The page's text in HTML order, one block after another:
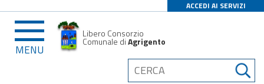
ACCEDI AI SERVIZI
MENU
Libero Consorzio
Comunale diAgrigento